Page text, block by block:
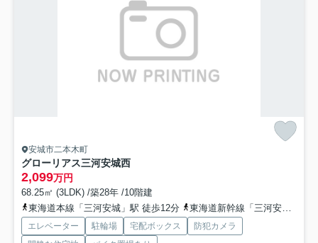
安城市二本木町
グローリアス三河安城西
2,099万円
68.25㎡ (3LDK) /築28年 /10階建
東海道本線「三河安城」駅 徒歩12分
東海道新幹線「三河安城」駅 徒歩10分
エレベーター 駐輪場 宅配ボックス
防犯カメラ